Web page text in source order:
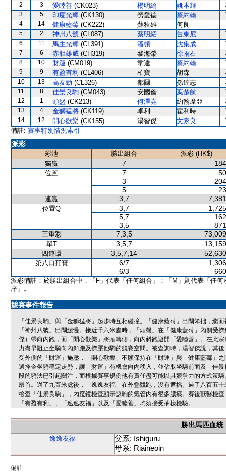
2
3 愛睦善 (CK023) 楊明綸 姚本輝
3
5 印度光輝 (CK130) 勞愛德 蔡約翰
4
14 健康藍莓 (CK222) 蘇狄雄 何良
5
2 神州八號 (CL087) 蔡明紹 告東尼
6
11 馬主光輝 (CL391) 潘頓 沈集成
7
6 赤胆雄威 (CH319) 黎海榮 徐雨石
8
10 財運 (CM019) 韋達 蔡約翰
9
9 有盈有利 (CL406) 柏寶 胡森
10
13 高友勁 (CL326) 都爾 孫達志
11
8 佳景良駒 (CM043) 安國倫 葉楚航
12
1 頭盤 (CK213) 何澤堯 約翰摩亞
13
4 金獅猛將 (CK119) 卓利 霍利時
14
12 開心歡樂 (CK155) 湯智傑 文家良
備註: 賽事特別情況索引
派彩
彩池 勝出組合
派彩 (HK$)
獨贏
7
位置 7
3
5
連贏 3,7
位置Q 3,7
5,7
3,5
三重彩 7,3,5
單T 3,5,7
四連環 3,5,7,14
第八口孖寶 6/7
6/3
派彩備註：於勝出組合中，「F」代表「任何組合」；「M」則代表「任何
序」。
競賽事件報告
「佳景良駒」與「金獅猛將」起步時互相碰撞。「健康藍莓」出閘笨拙，繼
「神州八號」出閘緩慢。接近千六米處時，「頭盤」在「健康藍莓」內側受
傑）帶向內跑，而「開心歡樂」將頭轉側，向內斜跑避開「愛睦善」。在此
力盡早阻止坐騎向內斜跑及擠壓他駒的競賽空間。被查詢時，湯智傑說，其
受外側的「財運」施壓，「開心歡樂」不願保持在「財運」與「健康藍莓」
選擇令坐騎穩定走勢，讓「財運」有機會向內移入，並佔取坐騎前面及「佳
段的騎法已引起關注，而根據賽事規例他有責任盡可能以具競爭力的方式策
昂首。過了九百米處後，「逸逸友福」在外疊競跑，沒有遮擋。過了八百五
檢查「佳景良駒」，內窺鏡檢查顯示該駒的氣管內有很多膿痰。賽後獸醫檢
「有盈有利」、「逸逸友福」以及「愛睦善」均須接受抽樣檢驗。
勝出馬匹血統
逸逸友福
父系: Ishiguru
母系: Riaineoin
備註